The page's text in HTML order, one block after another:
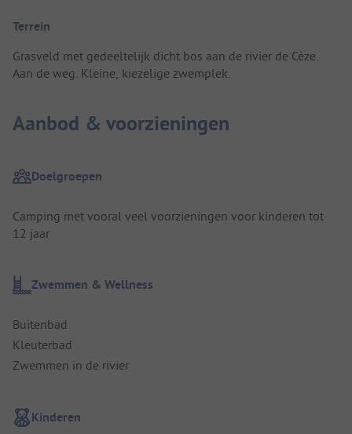
Terrein
Grasveld met gedeeltelijk dicht bos aan de rivier de Cèze.
Aan de weg. Kleine, kiezelige zwemplek.
Aanbod & voorzieningen
Doelgroepen
Camping met vooral veel voorzieningen voor kinderen tot
12 jaar
Zwemmen & Wellness
Buitenbad
Kleuterbad
Zwemmen in de rivier
Kinderen